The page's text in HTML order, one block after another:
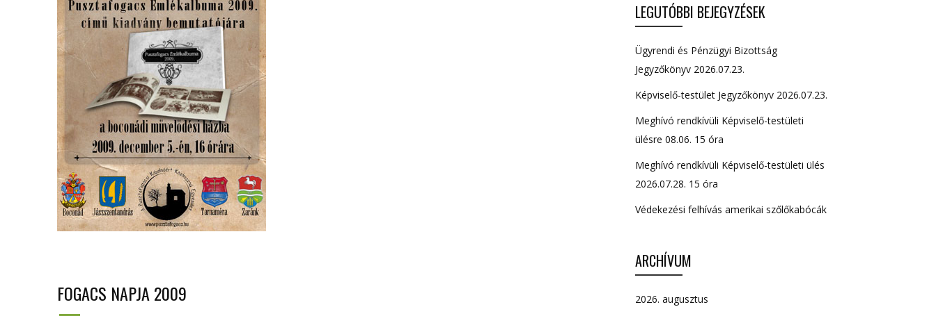
FOGACS NAPJA 2009
LEGUTÓBBI BEJEGYZÉSEK
Ügyrendi és Pénzügyi Bizottság
Jegyzőkönyv 2026.07.23.
Képviselő-testület Jegyzőkönyv 2026.07.23.
Meghívó rendkívüli Képviselő-testületi
ülésre 08.06. 15 óra
Meghívó rendkívüli Képviselő-testületi ülés
2026.07.28. 15 óra
Védekezési felhívás amerikai szőlőkabócák
ARCHÍVUM
2026. augusztus